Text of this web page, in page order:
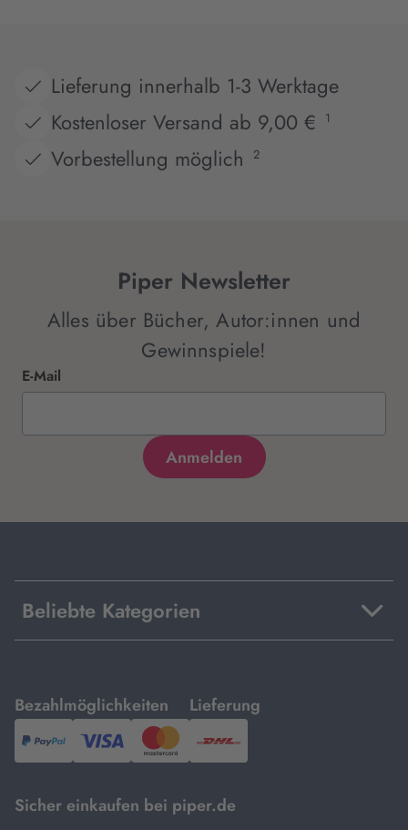
Lieferung innerhalb 1-3 Werktage
Kostenloser Versand ab 9,00 €
1
Vorbestellung möglich 2
Piper Newsletter
Alles über Bücher, Autor:innen und
Gewinnspiele!
E-Mail
Beliebte Kategorien
Bezahlmöglichkeiten
mit
PayPal,Visa
und
Lieferung
mit
DHL.
Sicher einkaufen bei piper.de